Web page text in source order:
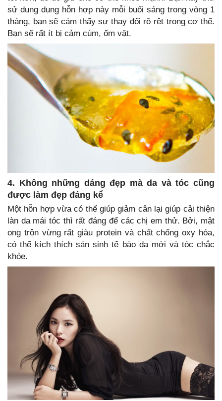
sử dung dụng hỗn hợp này mỗi buổi sáng trong vòng 1
tháng, bạn sẽ cảm thấy sự thay đổi rõ rệt trong cơ thể.
Bạn sẽ rất ít bị cảm cúm, ốm vặt.
4. Không những dáng đẹp mà da và tóc cũng
được làm đẹp đáng kể
Một hỗn hợp vừa có thể giúp giảm cân lại giúp cải thiện
làn da mái tóc thì rất đáng để các chị em thử. Bởi, mật
ong trộn vừng rất giàu protein và chất chống oxy hóa,
có thể kích thích sản sinh tế bào da mới và tóc chắc
khỏe.